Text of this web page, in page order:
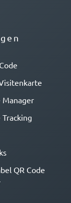
Manager
Tracking
QR Code